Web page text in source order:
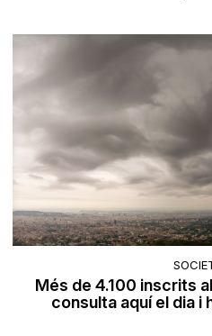
Més de 4.100 inscrits
consulta aquí el dia i